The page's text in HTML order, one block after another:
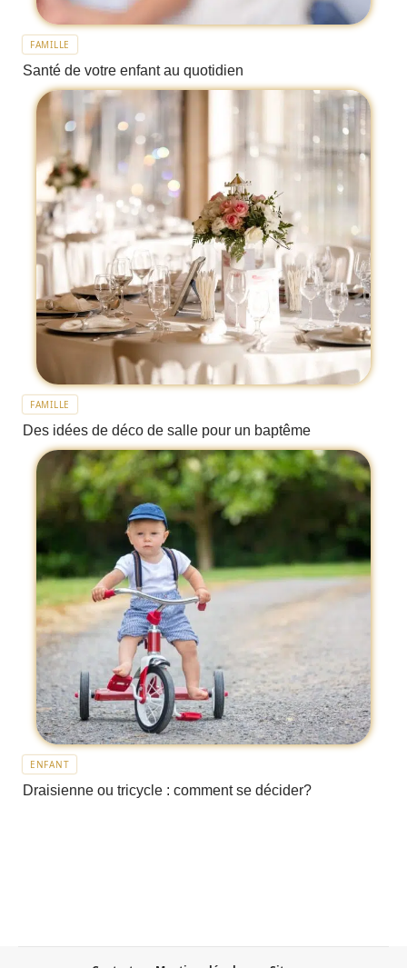
FAMILLE
Santé de votre enfant au quotidien
FAMILLE
Des idées de déco de salle pour un baptême
ENFANT
Draisienne ou tricycle : comment se décider?